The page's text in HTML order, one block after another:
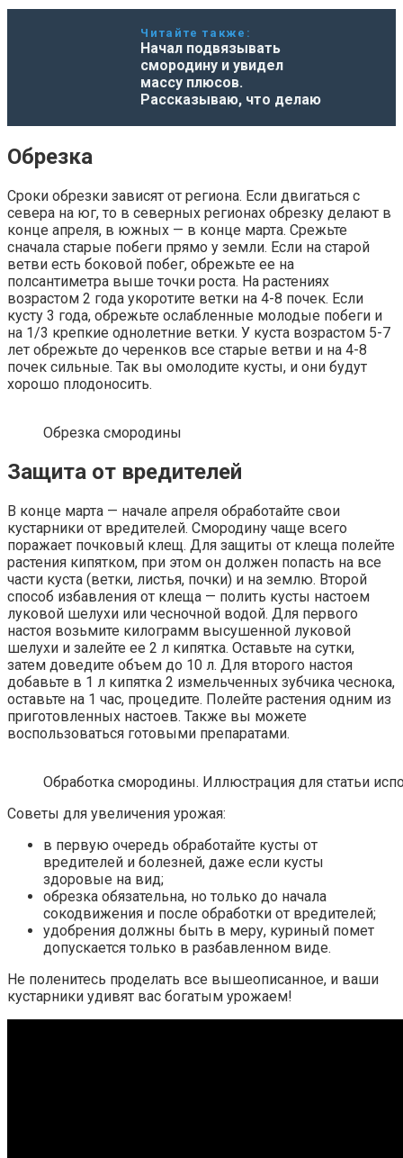
Читайте также:
Начал подвязывать
смородину и увидел
массу плюсов.
Рассказываю, что делаю
Обрезка
Сроки обрезки зависят от региона. Если двигаться с
севера на юг, то в северных регионах обрезку делают в
конце апреля, в южных — в конце марта. Срежьте
сначала старые побеги прямо у земли. Если на старой
ветви есть боковой побег, обрежьте ее на
полсантиметра выше точки роста. На растениях
возрастом 2 года укоротите ветки на 4-8 почек. Если
кусту 3 года, обрежьте ослабленные молодые побеги и
на 1/3 крепкие однолетние ветки. У куста возрастом 5-7
лет обрежьте до черенков все старые ветви и на 4-8
почек сильные. Так вы омолодите кусты, и они будут
хорошо плодоносить.
Обрезка смородины
Защита от вредителей
В конце марта — начале апреля обработайте свои
кустарники от вредителей. Смородину чаще всего
поражает почковый клещ. Для защиты от клеща полейте
растения кипятком, при этом он должен попасть на все
части куста (ветки, листья, почки) и на землю. Второй
способ избавления от клеща — полить кусты настоем
луковой шелухи или чесночной водой. Для первого
настоя возьмите килограмм высушенной луковой
шелухи и залейте ее 2 л кипятка. Оставьте на сутки,
затем доведите объем до 10 л. Для второго настоя
добавьте в 1 л кипятка 2 измельченных зубчика чеснока,
оставьте на 1 час, процедите. Полейте растения одним из
приготовленных настоев. Также вы можете
воспользоваться готовыми препаратами.
Обработка смородины. Иллюстрация для статьи
Советы для увеличения урожая:
в первую очередь обработайте кусты от
вредителей и болезней, даже если кусты
здоровые на вид;
обрезка обязательна, но только до начала
сокодвижения и после обработки от вредителей;
удобрения должны быть в меру, куриный помет
допускается только в разбавленном виде.
Не поленитесь проделать все вышеописанное, и ваши
кустарники удивят вас богатым урожаем!